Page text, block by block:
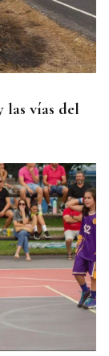
0,4% y
las vías del